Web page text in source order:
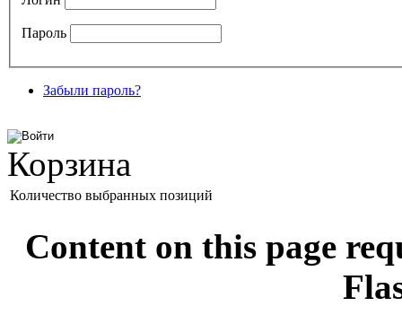
Пароль
Забыли пароль?
Корзина
Количество выбранных позиций
Content on this page